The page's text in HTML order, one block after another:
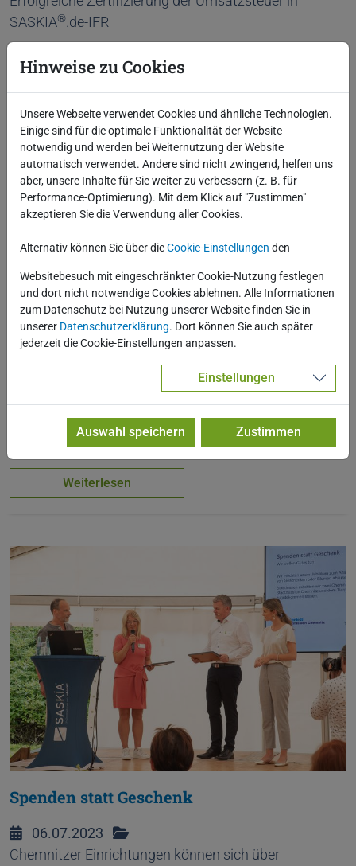
SASKIA®.de-IFR
Weiterlesen
Oberbürgermeister besucht SASKIA in
12.07.2023
Unternehmensbesuch anlässlich des Firmenjubiläums
Weiterlesen
Spenden statt Geschenk
06.07.2023
Chemnitzer Einrichtungen können sich über
Hinweise zu Cookies
Unsere Webseite verwendet Cookies und ähnliche Technologien.
Einige sind für die optimale Funktionalität der Website
notwendig und werden bei Weiternutzung der Website
automatisch verwendet. Andere sind nicht zwingend, helfen uns
aber, unsere Inhalte für Sie weiter zu verbessern (z. B. für
Performance-Optimierung). Mit dem Klick auf "Zustimmen"
akzeptieren Sie die Verwendung aller Cookies.
Alternativ können Sie über dieCookie-Einstellungen den
Websitebesuch mit eingeschränkter Cookie-Nutzung festlegen
und dort nicht notwendige Cookies ablehnen. Alle Informationen
zum Datenschutz bei Nutzung unserer Website finden Sie in
unserer Datenschutzerklärung. Dort können Sie auch später
jederzeit die Cookie-Einstellungen anpassen.
Einstellungen
Auswahl speichern Zustimmen